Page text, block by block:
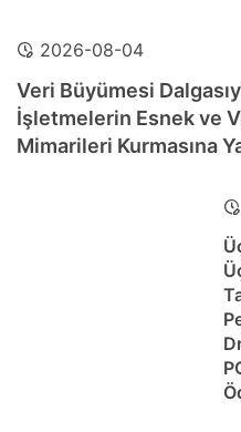
2026-08-04
Veri Büyümesi
İşletmelerin Esnek ve
Mimarileri Kurmasına